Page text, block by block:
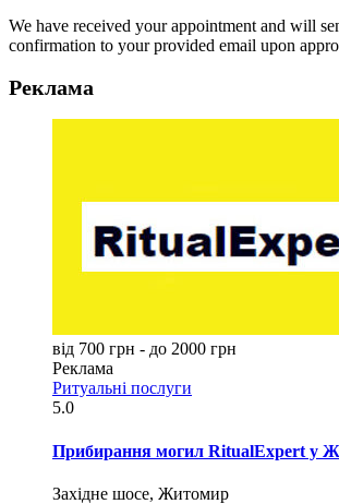
We have received your appointment and will
confirmation to your provided email upon
Реклама
від 700 грн - до 2000 грн
Реклама
Ритуальні послуги
5.0
Прибирання могил RitualExpert у
Західне шосе, Житомир